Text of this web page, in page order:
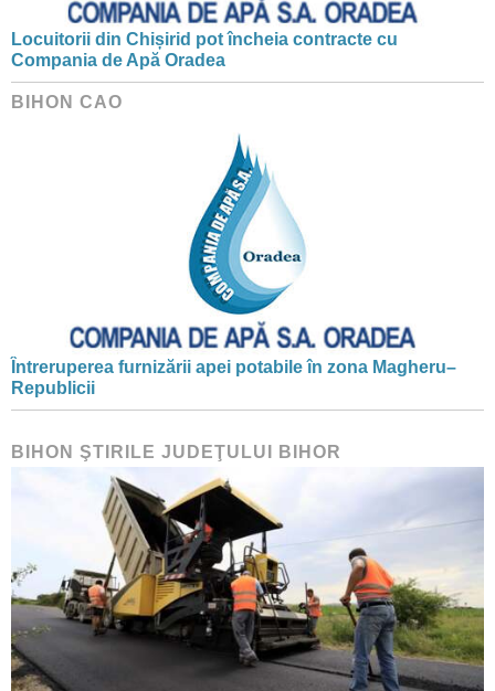
Locuitorii din Chișirid pot încheia contracte cu
Compania de Apă Oradea
BIHON CAO
Întreruperea furnizării apei potabile în zona Magheru–
Republicii
BIHON ŞTIRILE JUDEŢULUI BIHOR